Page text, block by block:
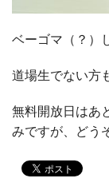
ベーゴマ（？）
道場生でない方
無料開放日はあ
みですが、どう